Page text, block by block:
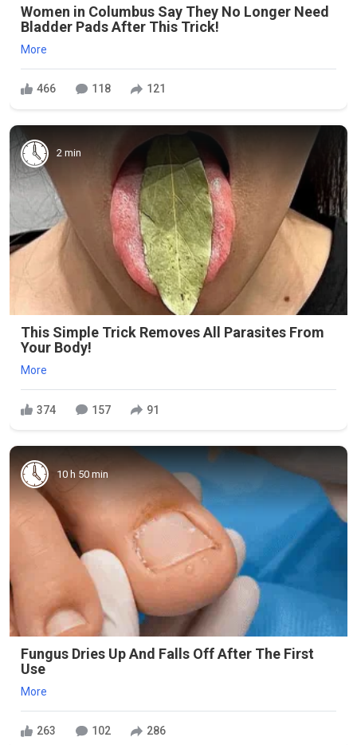
Women in Columbus Say They No Longer Need
Bladder Pads After This Trick!
More
466 118 121
2 min
This Simple Trick Removes All Parasites From
Your Body!
More
374 157 91
10 h 50 min
Fungus Dries Up And Falls Off After The First
Use
More
263 102 286